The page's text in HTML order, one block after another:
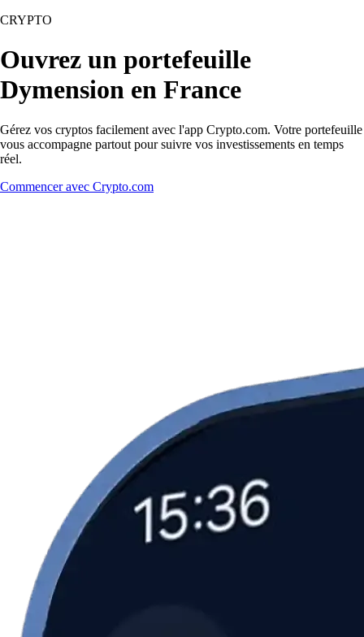
CRYPTO
Ouvrez un portefeuille
Dymension en France
Gérez vos cryptos facilement avec l'app Crypto.com. Votre portefeuille
vous accompagne partout pour suivre vos investissements en temps
réel.
Commencer avec Crypto.com